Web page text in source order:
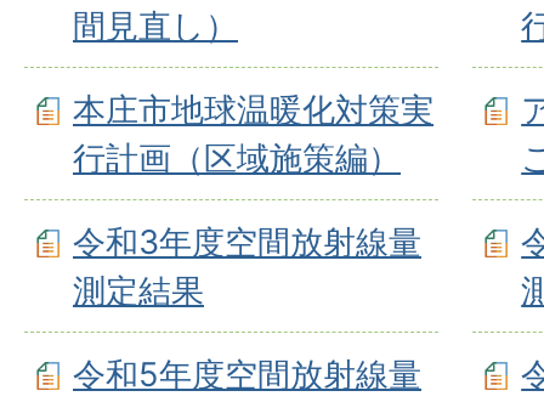
間見直し）
本庄市地球温暖化対策実
行計画（区域施策編）
令和3年度空間放射線量
測定結果
令和5年度空間放射線量